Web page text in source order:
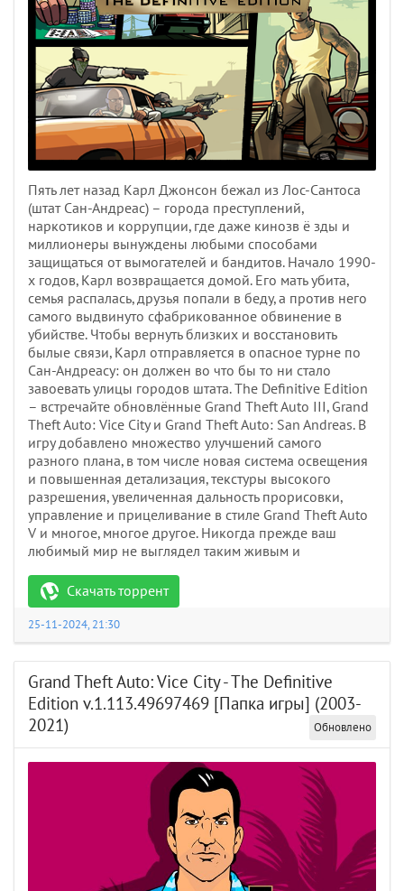
Пять лет назад Карл Джонсон бежал из Лос-Сантоса
(штат Сан-Андреас) – города преступлений,
наркотиков и коррупции, где даже кинозв ё зды и
миллионеры вынуждены любыми способами
защищаться от вымогателей и бандитов. Начало 1990-
х годов, Карл возвращается домой. Его мать убита,
семья распалась, друзья попали в беду, а против него
самого выдвинуто сфабрикованное обвинение в
убийстве. Чтобы вернуть близких и восстановить
былые связи, Карл отправляется в опасное турне по
Сан-Андреасу: он должен во что бы то ни стало
завоевать улицы городов штата. The Definitive Edition
– встречайте обновлённые Grand Theft Auto III, Grand
Theft Auto: Vice City и Grand Theft Auto: San Andreas. В
игру добавлено множество улучшений самого
разного плана, в том числе новая система освещения
и повышенная детализация, текстуры высокого
разрешения, увеличенная дальность прорисовки,
управление и прицеливание в стиле Grand Theft Auto
V и многое, многое другое. Никогда прежде ваш
любимый мир не выглядел таким живым и
Скачать торрент
25-11-2024, 21:30
Grand Theft Auto: Vice City - The Definitive
Edition v.1.113.49697469 [Папка игры] (2003-
2021)
Обновлено